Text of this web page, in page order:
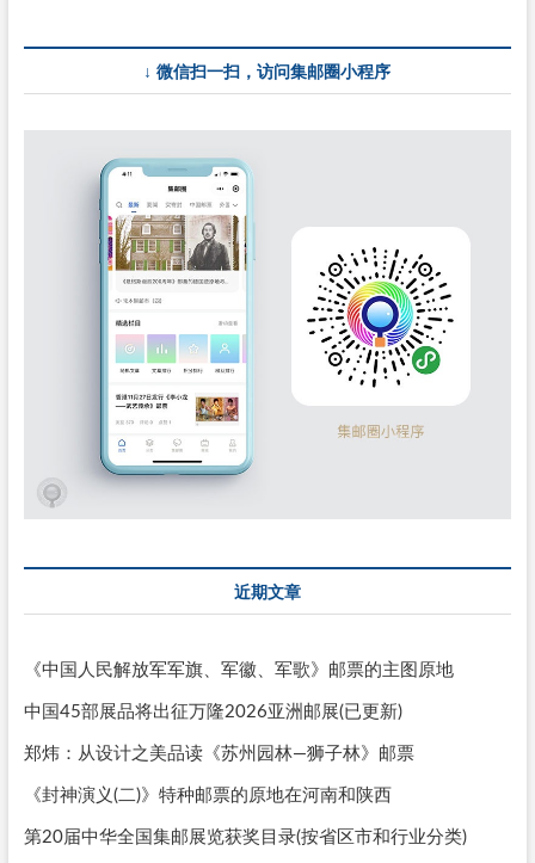
↓ 微信扫一扫，访问集邮圈小程序
近期文章
《中国人民解放军军旗、军徽、军歌》邮票的主图原地
中国45部展品将出征万隆2026亚洲邮展(已更新)
郑炜：从设计之美品读《苏州园林—狮子林》邮票
《封神演义(二)》特种邮票的原地在河南和陕西
第20届中华全国集邮展览获奖目录(按省区市和行业分类)